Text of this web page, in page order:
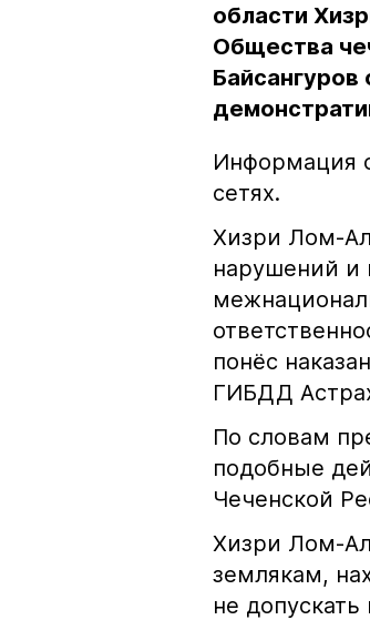
области
Общества
Байсангуров
Информация
сетях.
Хизри Лом-
нарушений и
понёс
ГИБДД
По словам
подобные
Чеченской
Хизри Лом-
землякам,
не